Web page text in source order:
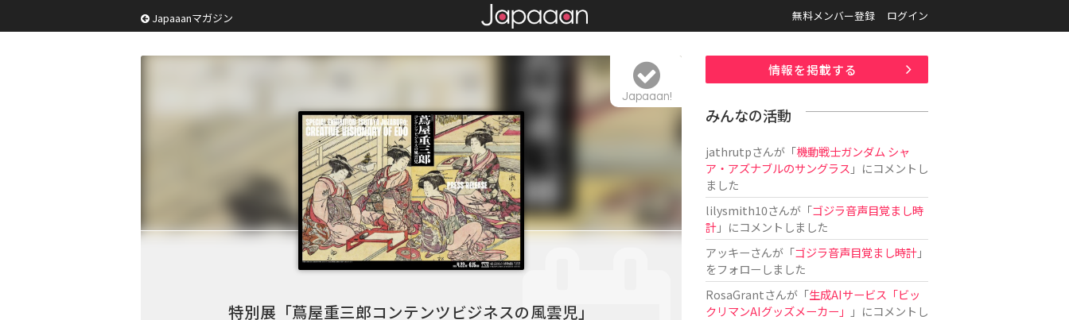
Japaaanマガジン 無料メンバー登録 ログイン
特別展「蔦屋重三郎コンテンツビジネスの風雲児」
Japaaan!
情報を掲載する
みんなの活動
jathrutpさんが「機動戦士ガンダム シャ
ア・アズナブルのサングラス 」にコメントし
ました
lilysmith10さんが「ゴジラ音声目覚まし時
計」にコメントしました
アッキーさんが「ゴジラ音声目覚まし時計」
をフォローしました
RosaGrantさんが「生成AIサービス「ビッ
クリマンAIグッズメーカー」
」にコメントし